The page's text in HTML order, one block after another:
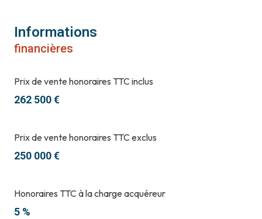
Informations
financières
Prix de vente honoraires TTC inclus
262 500 €
Prix de vente honoraires TTC exclus
250 000 €
Honoraires TTC à la charge acquéreur
5 %